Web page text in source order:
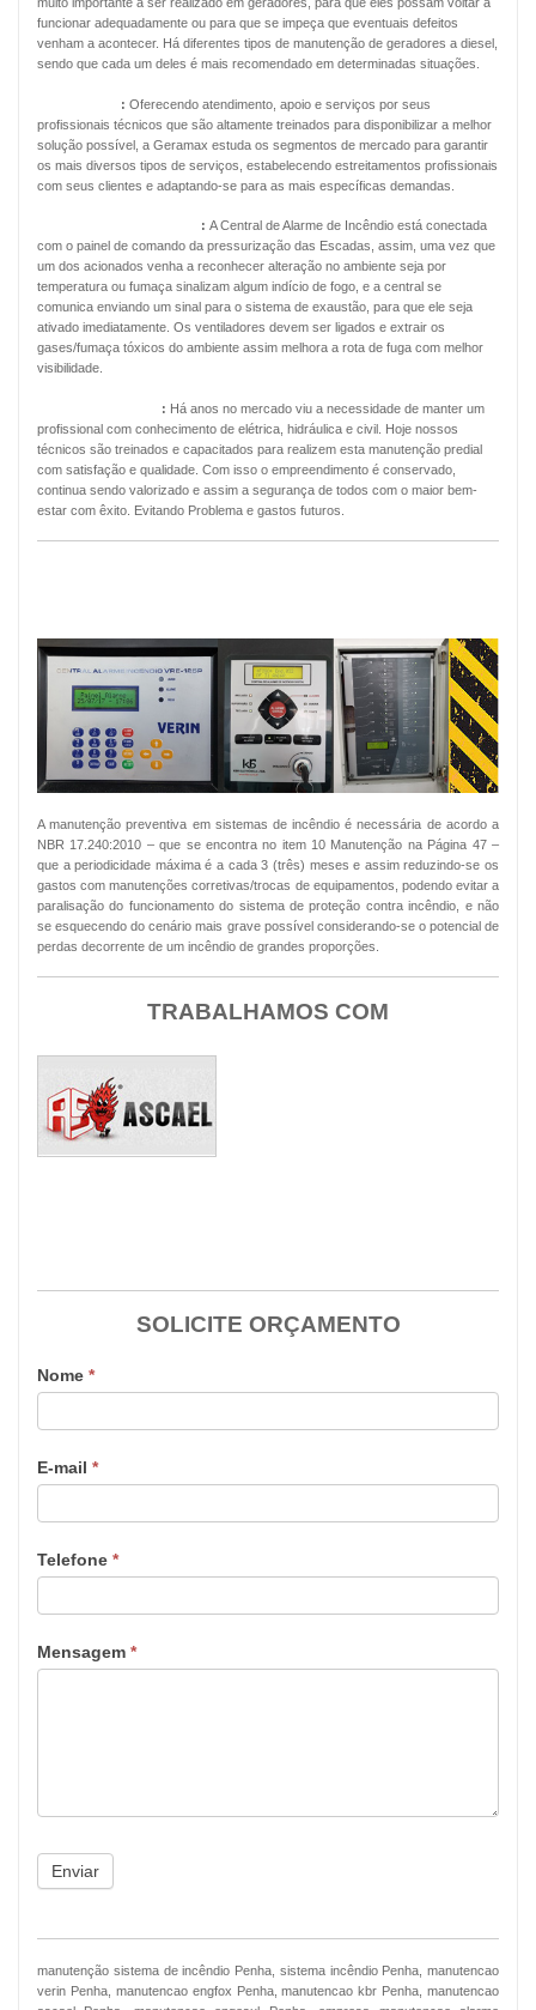
funcionar adequadamente ou para que se impeça que eventuais defeitos
venham a acontecer. Há diferentes tipos de manutenção de geradores a diesel,
sendo que cada um deles é mais recomendado em determinadas situações.
: Oferecendo atendimento, apoio e serviços por seus
profissionais técnicos que são altamente treinados para disponibilizar a melhor
solução possível, a Geramax estuda os segmentos de mercado para garantir
os mais diversos tipos de serviços, estabelecendo estreitamentos profissionais
com seus clientes e adaptando-se para as mais específicas demandas.
: A Central de Alarme de Incêndio está conectada
com o painel de comando da pressurização das Escadas, assim, uma vez que
um dos acionados venha a reconhecer alteração no ambiente seja por
temperatura ou fumaça sinalizam algum indício de fogo, e a central se
comunica enviando um sinal para o sistema de exaustão, para que ele seja
ativado imediatamente. Os ventiladores devem ser ligados e extrair os
gases/fumaça tóxicos do ambiente assim melhora a rota de fuga com melhor
visibilidade.
: Há anos no mercado viu a necessidade de manter um
profissional com conhecimento de elétrica, hidráulica e civil. Hoje nossos
técnicos são treinados e capacitados para realizem esta manutenção predial
com satisfação e qualidade. Com isso o empreendimento é conservado,
continua sendo valorizado e assim a segurança de todos com o maior bem-
estar com êxito. Evitando Problema e gastos futuros.
A manutenção preventiva em sistemas de incêndio é necessária de acordo a
NBR 17.240:2010 – que se encontra no item 10 Manutenção na Página 47 –
que a periodicidade máxima é a cada 3 (três) meses e assim reduzindo-se os
gastos com manutenções corretivas/trocas de equipamentos, podendo evitar a
paralisação do funcionamento do sistema de proteção contra incêndio, e não
se esquecendo do cenário mais grave possível considerando-se o potencial de
perdas decorrente de um incêndio de grandes proporções.
TRABALHAMOS COM
SOLICITE ORÇAMENTO
Nome *
E-mail *
Telefone *
Mensagem *
Enviar
manutenção sistema de incêndio Penha, sistema incêndio Penha, manutencao
verin Penha, manutencao engfox Penha, manutencao kbr Penha, manutencao